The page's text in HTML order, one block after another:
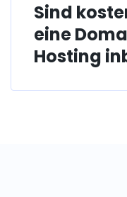
Sind
eine
Hosting